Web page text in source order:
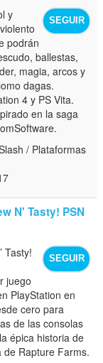
SEGUIR
y
podrán
ballestas,
magia, arcos y
dagas.
4 y PS Vita.
en la saga
/ Plataformas
N' Tasty! PSN
SEGUIR
Tasty!
juego
PlayStation en
cero para
de las consolas
épica historia de
Rapture Farms.